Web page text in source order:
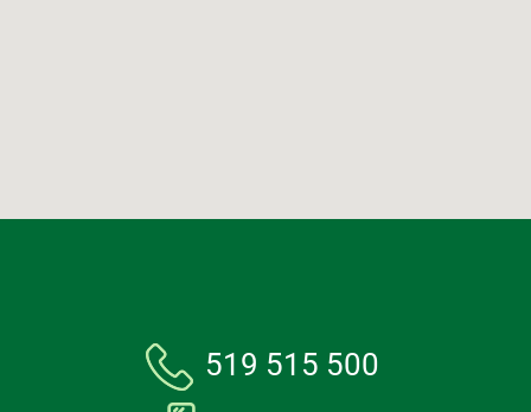
519 515 500